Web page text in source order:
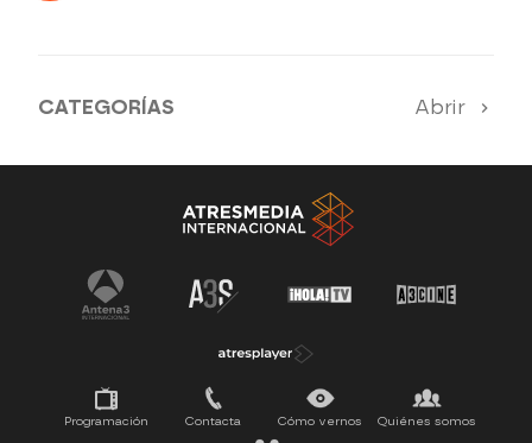
CATEGORÍAS Abrir
Antena 3 Noticias El Hormiguero
Tu cara me suena Pasapalabra
Programación Contacta Cómo vernos Quiénes somos